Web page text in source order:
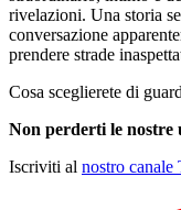
rivelazioni. Una storia
conversazione
prendere strade
Cosa sceglierete di
Non perderti le nostre
Iscriviti al nostro canale